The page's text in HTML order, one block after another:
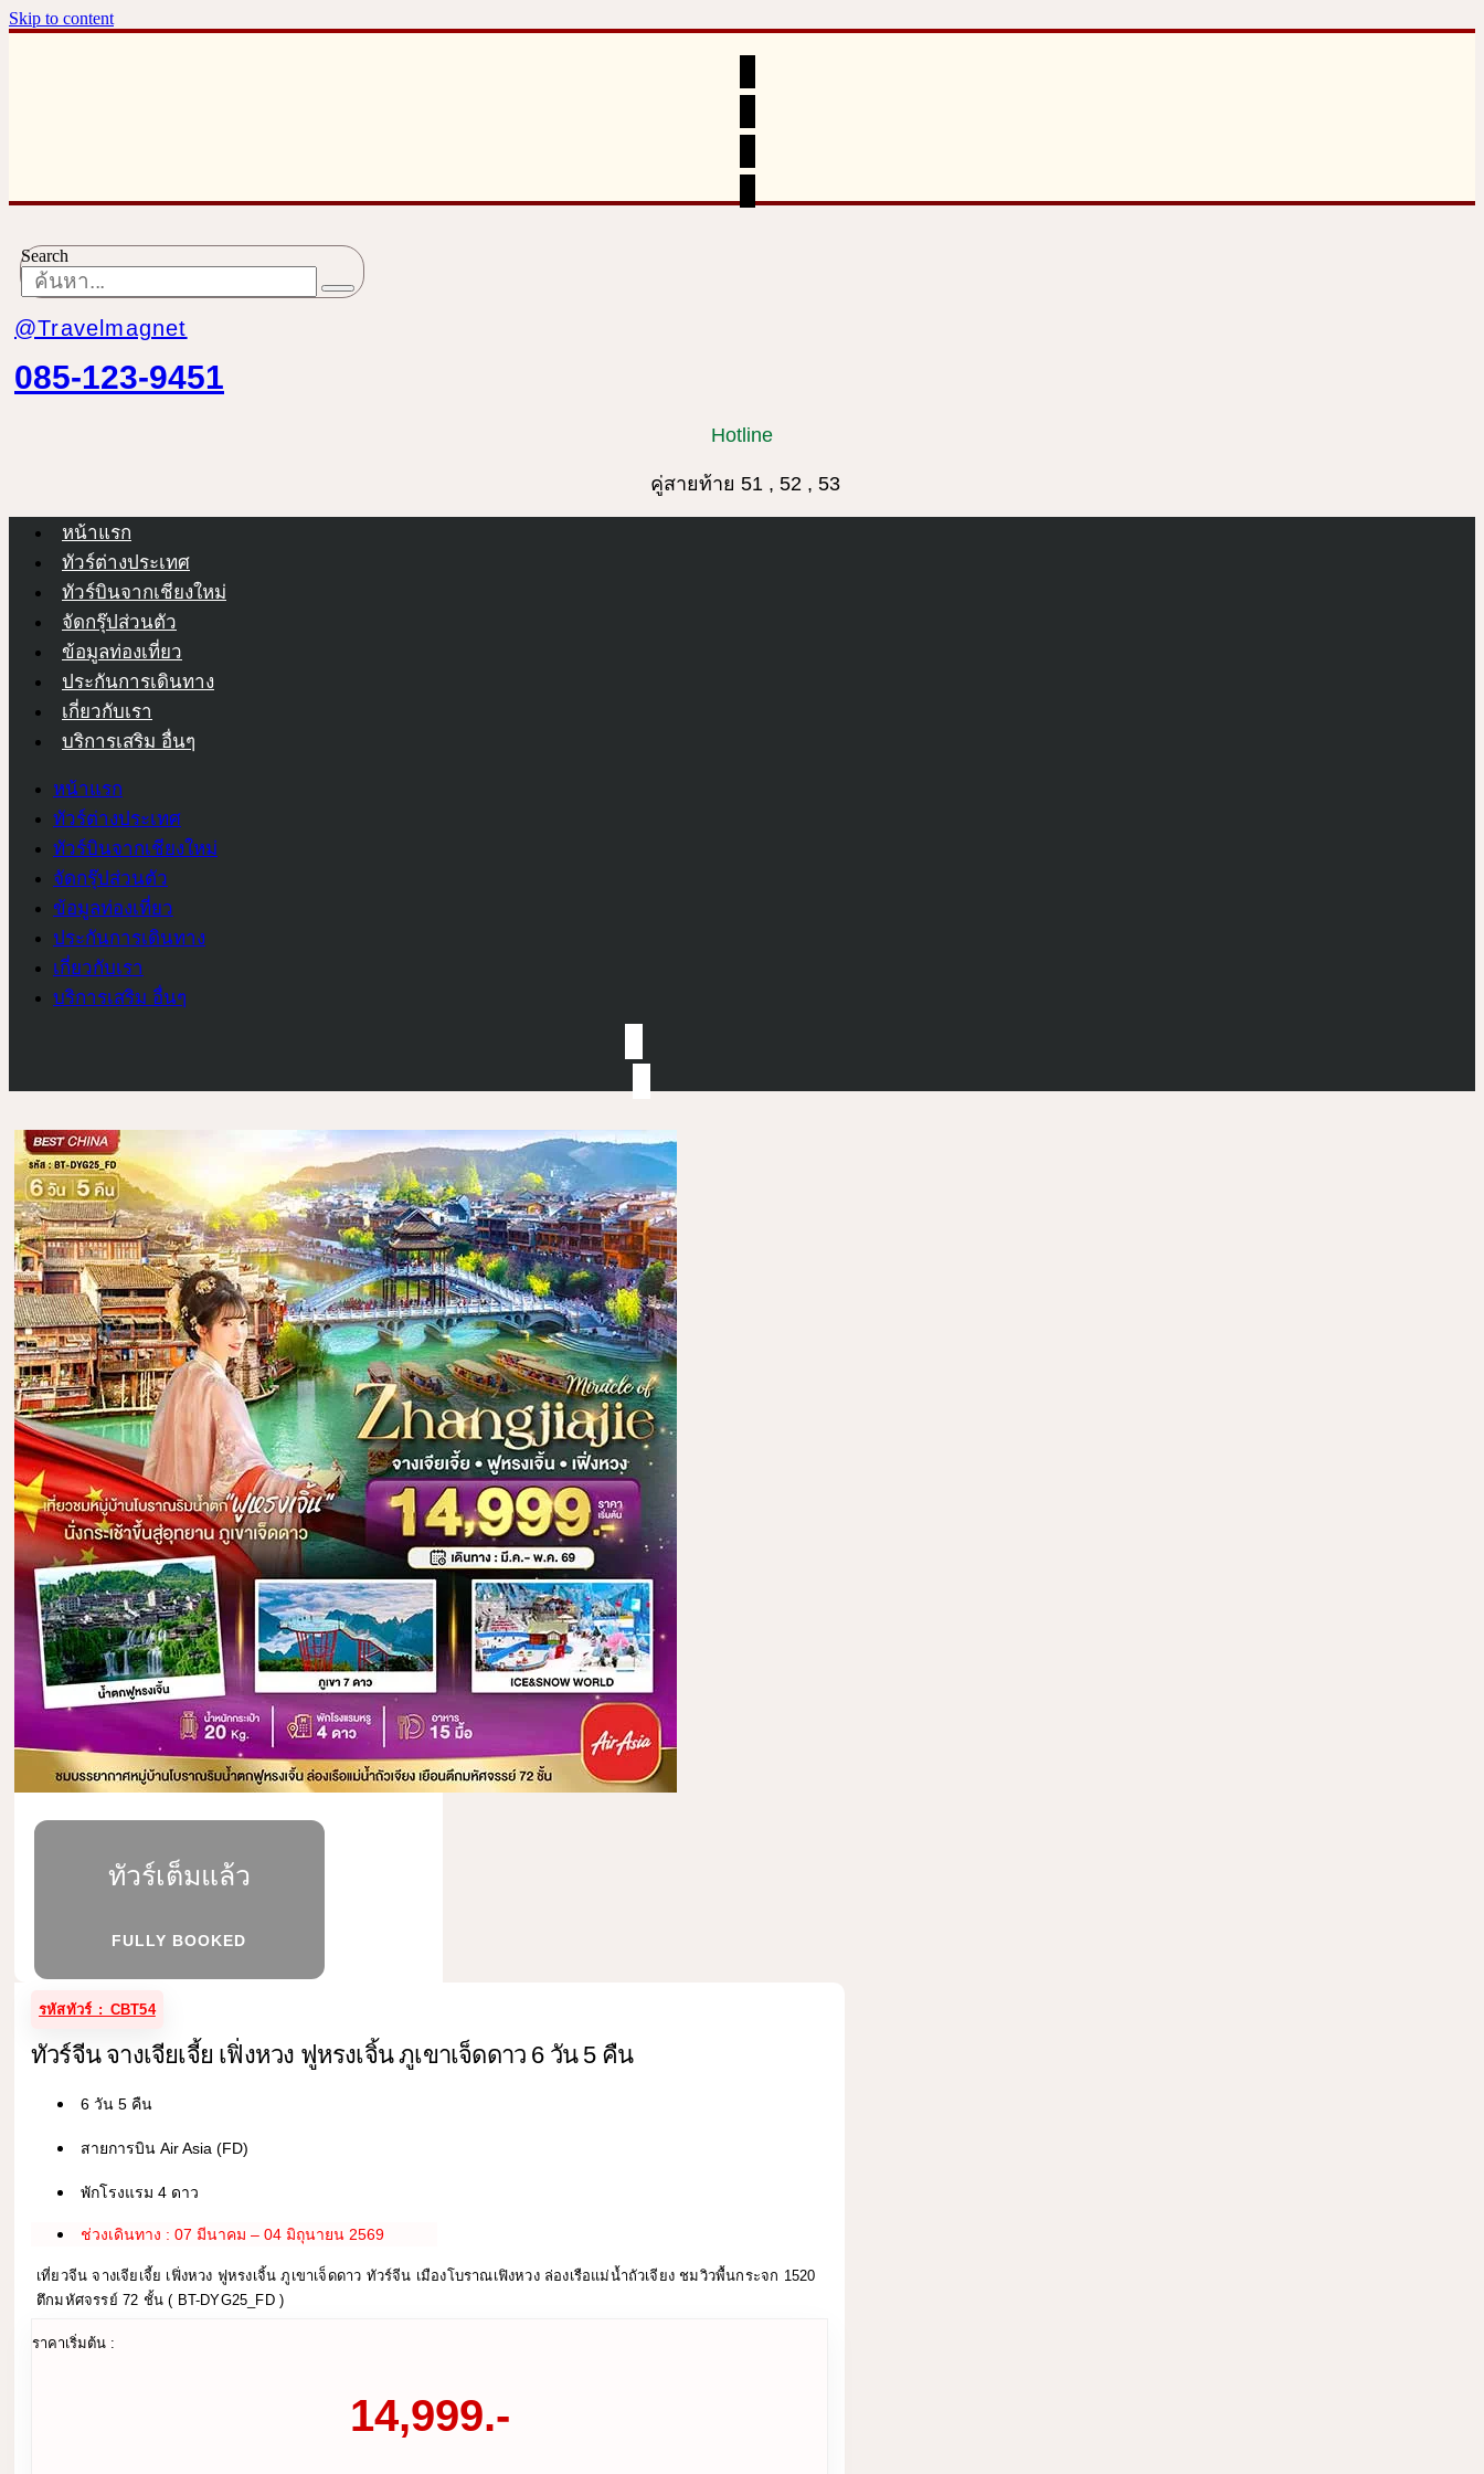
Skip to content
Search
@Travelmagnet
085-123-9451
Hotline
คู่สายท้าย 51 , 52 , 53
หน้าแรก
ทัวร์ต่างประเทศ
ทัวร์บินจากเชียงใหม่
จัดกรุ๊ปส่วนตัว
ข้อมูลท่องเที่ยว
ประกันการเดินทาง
เกี่ยวกับเรา
บริการเสริม อื่นๆ
หน้าแรก
ทัวร์ต่างประเทศ
ทัวร์บินจากเชียงใหม่
จัดกรุ๊ปส่วนตัว
ข้อมูลท่องเที่ยว
ประกันการเดินทาง
เกี่ยวกับเรา
บริการเสริม อื่นๆ
ทัวร์เต็มแล้ว
FULLY BOOKED
รหัสทัวร์ : CBT54
ทัวร์จีน จางเจียเจี้ย เฟิ่งหวง ฟูหรงเจิ้น ภูเขาเจ็ดดาว 6 วัน 5 คืน
6 วัน 5 คืน
สายการบิน Air Asia (FD)
พักโรงแรม 4 ดาว
ช่วงเดินทาง : 07 มีนาคม – 04 มิถุนายน 2569
เที่ยวจีน จางเจียเจี้ย เฟิ่งหวง ฟูหรงเจิ้น ภูเขาเจ็ดดาว ทัวร์จีน เมืองโบราณเฟิงหวง ล่องเรือแม่น้ำถัวเจียง ชมวิวพื้นกระจก 1520
ตึกมหัศจรรย์ 72 ชั้น ( BT-DYG25_FD )
ราคาเริ่มต้น :
14,999.-